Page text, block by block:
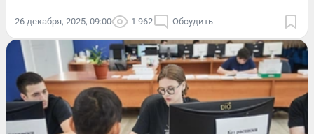
26 декабря, 2025, 09:00 1 962 Обсудить